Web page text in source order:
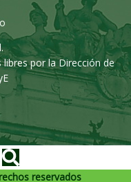
por la Dirección de
reservados